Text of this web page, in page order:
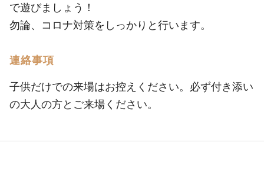
で遊びましょう！
勿論、コロナ対策をしっかりと行います。
連絡事項
子供だけでの来場はお控えください。必ず付き添い
の大人の方とご来場ください。